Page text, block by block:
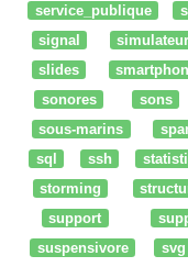
service_publique
signal
simulateur
slides
sonores
sons
sous-marins
sql
ssh
storming
support
suspensivore
svg